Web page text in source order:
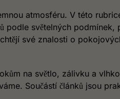
atmosféru. V této
podle světelných podmínek,
své znalosti o
na světlo, zálivku a
Součástí článků jsou